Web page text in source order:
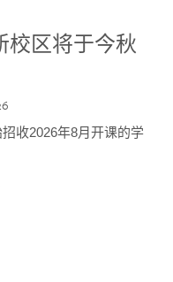
校区将于今秋
收2026年8月开课的学